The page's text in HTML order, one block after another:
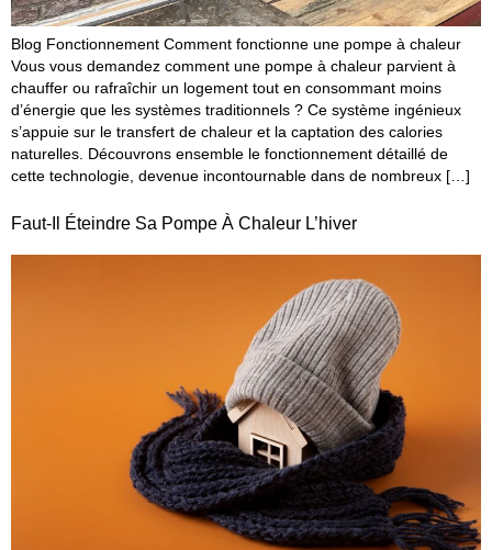
Blog Fonctionnement Comment fonctionne une pompe à chaleur
Vous vous demandez comment une pompe à chaleur parvient à
chauffer ou rafraîchir un logement tout en consommant moins
d’énergie que les systèmes traditionnels ? Ce système ingénieux
s’appuie sur le transfert de chaleur et la captation des calories
naturelles. Découvrons ensemble le fonctionnement détaillé de
cette technologie, devenue incontournable dans de nombreux […]
Faut-Il Éteindre Sa Pompe À Chaleur L’hiver